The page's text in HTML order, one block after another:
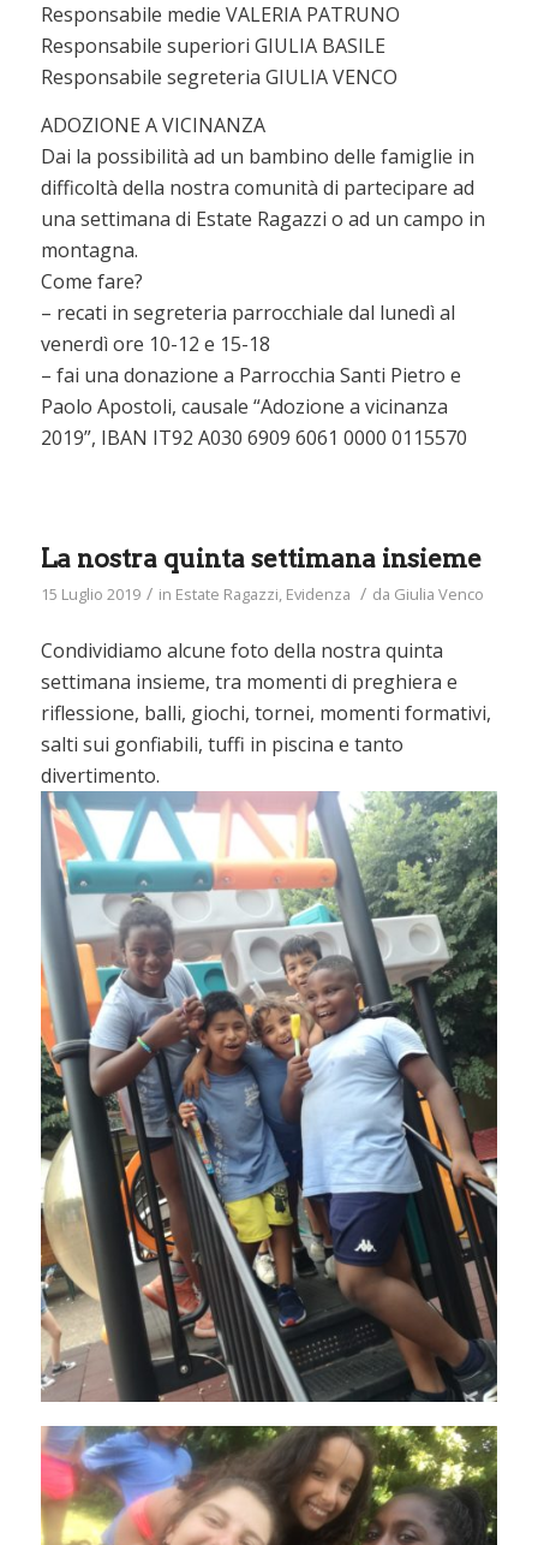
Responsabile medie VALERIA PATRUNO
Responsabile superiori GIULIA BASILE
Responsabile segreteria GIULIA VENCO
ADOZIONE A VICINANZA
Dai la possibilità ad un bambino delle famiglie in
difficoltà della nostra comunità di partecipare ad
una settimana di Estate Ragazzi o ad un campo in
montagna.
Come fare?
– recati in segreteria parrocchiale dal lunedì al
venerdì ore 10-12 e 15-18
– fai una donazione a Parrocchia Santi Pietro e
Paolo Apostoli, causale “Adozione a vicinanza
2019”, IBAN IT92 A030 6909 6061 0000 0115570
La nostra quinta settimana insieme
15 Luglio 2019 / in Estate Ragazzi Evidenza / da Giulia Venco
Condividiamo alcune foto della nostra quinta
settimana insieme, tra momenti di preghiera e
riflessione, balli, giochi, tornei, momenti formativi,
salti sui gonfiabili, tuffi in piscina e tanto
divertimento.